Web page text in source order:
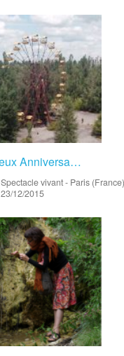
Joyeux Anniversaire Tchernobyl – Spectacle Vivant
Spectacle vivant- Paris (France)
23/12/2015